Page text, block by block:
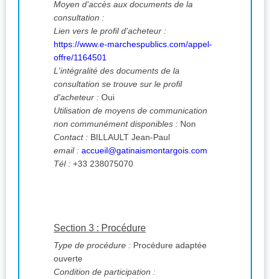
Moyen d'accès aux documents de la
consultation :
Lien vers le profil d'acheteur :
https://www.e-marchespublics.com/appel-
offre/1164501
L'intégralité des documents de la
consultation se trouve sur le profil
d'acheteur : Oui
Utilisation de moyens de communication
non communément disponibles : Non
Contact : BILLAULT Jean-Paul
email : accueil@gatinaismontargois.com
Tél : +33 238075070
Section 3 : Procédure
Type de procédure : Procédure adaptée
ouverte
Condition de participation :